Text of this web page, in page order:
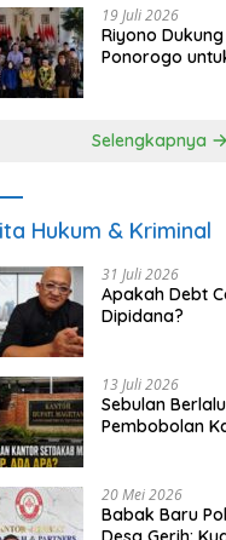
19 Juli 2026
Riyono
Ponorogo
Selengkapnya
Hukum & Kriminal
31 Juli 2026
Apakah Debt
Dipidana?
13 Juli 2026
Sebulan
Pembobolan
20 Mei 2026
Babak Baru